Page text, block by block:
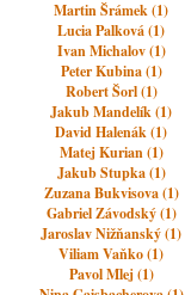
Martin Šrámek (1)
Lucia Palková (1)
Ivan Michalov (1)
Peter Kubina (1)
Robert Šorl (1)
Jakub Mandelík (1)
David Halenák (1)
Matej Kurian (1)
Jakub Stupka (1)
Zuzana Bukvisova (1)
Gabriel Závodský (1)
Jaroslav Nižňanský (1)
Viliam Vaňko (1)
Pavol Mlej (1)